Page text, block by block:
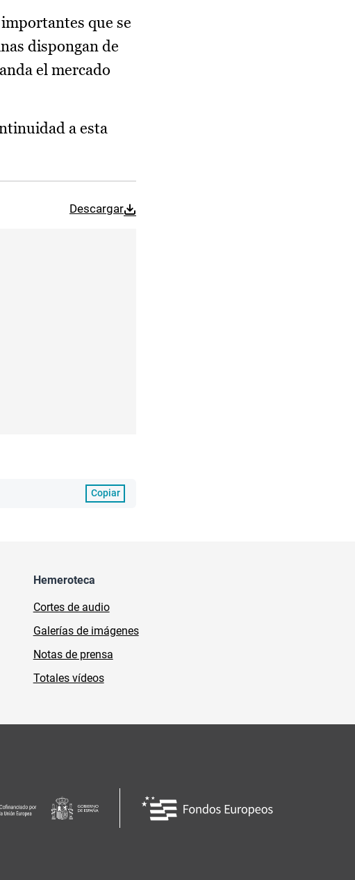
que se
dispongan de
el mercado
a esta
Descargar
Copiar
Hemeroteca
Cortes de audio
Galerías de imágenes
Notas de prensa
Totales vídeos